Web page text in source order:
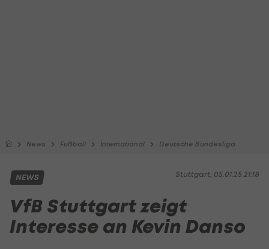
News Fußball International Deutsche Bundesliga
Stuttgart, 05.01.25 21:18
NEWS
VfB Stuttgart zeigt
Interesse an Kevin Danso